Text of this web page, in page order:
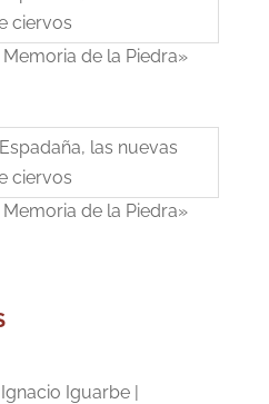
de la Piedra»
de la Piedra»
Iguarbe |